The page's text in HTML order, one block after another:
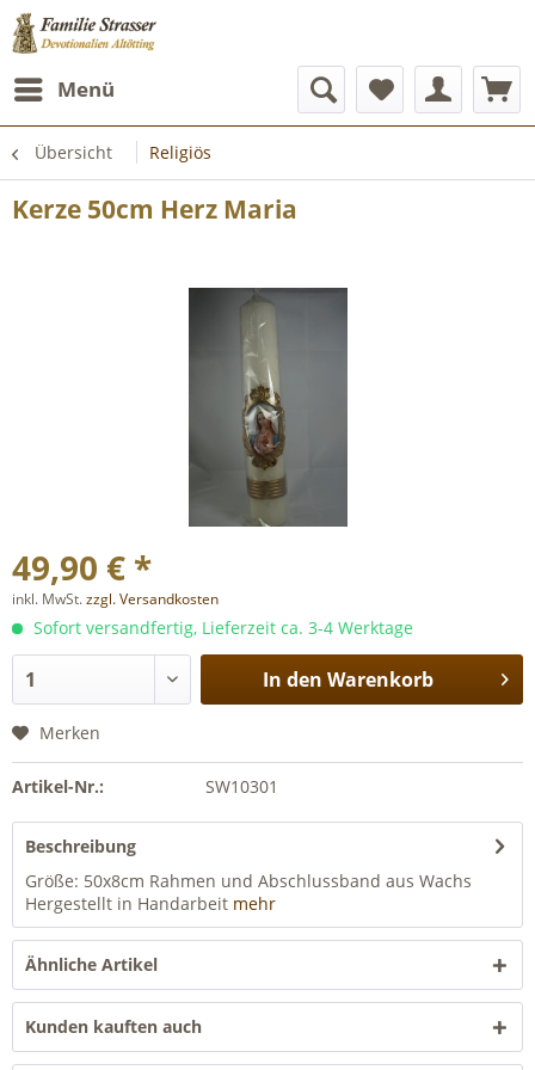
Menü
Übersicht Religiös
Kerze 50cm Herz Maria
49,90 € *
inkl. MwSt.zzgl. Versandkosten
Sofort versandfertig, Lieferzeit ca. 3-4 Werktage
In den Warenkorb
Merken
Artikel-Nr.: SW10301
Beschreibung
Größe: 50x8cm Rahmen und Abschlussband aus Wachs
Hergestellt in Handarbeit mehr
Ähnliche Artikel
Kunden kauften auch